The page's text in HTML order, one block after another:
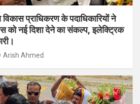
प्राधिकरण के पदाधिकारियों ने
को नई दिशा देने का संकल्प, इलेक्ट्रिक
Arish Ahmed